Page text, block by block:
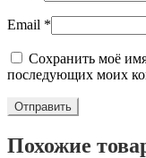
Email *
Сохранить моё
последующих моих
Похожие